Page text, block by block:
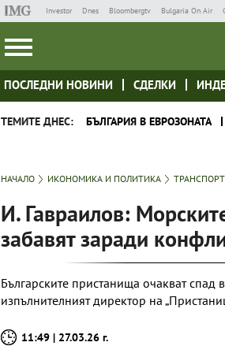
Investor Dnes Bloombergtv Bulgaria On Air
ПОСЛЕДНИ НОВИНИ СДЕЛКИ
ТЕМИТЕ ДНЕС: БЪЛГАРИЯ В ЕВРОЗОНАТА
НАЧАЛО ИКОНОМИКА И ПОЛИТИКА
И. Гавраилов:
забавят заради
Българските пристанища очакват спад
изпълнителният директор на
11:49 | 27.03.26 г.